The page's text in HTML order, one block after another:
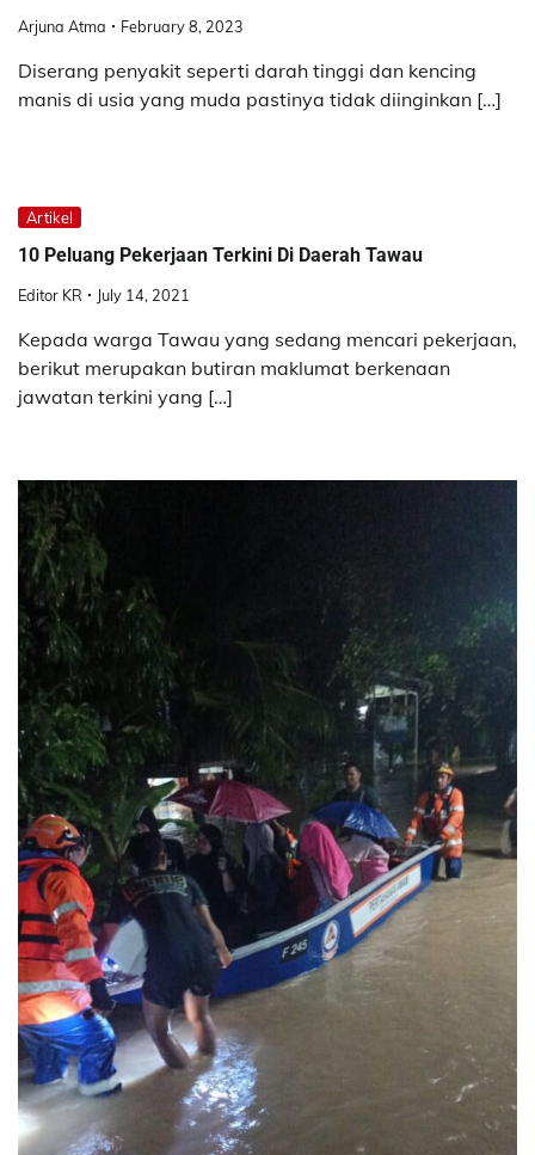
Arjuna Atma February 8, 2023
Diserang penyakit seperti darah tinggi dan kencing
manis di usia yang muda pastinya tidak diinginkan […]
Artikel
10 Peluang Pekerjaan Terkini Di Daerah Tawau
Editor KR July 14, 2021
Kepada warga Tawau yang sedang mencari pekerjaan,
berikut merupakan butiran maklumat berkenaan
jawatan terkini yang […]